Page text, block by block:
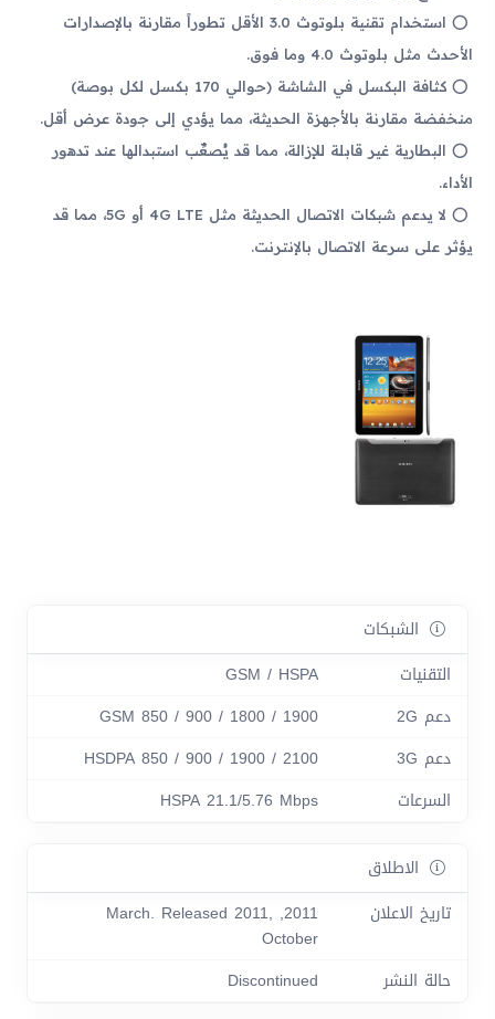
استخدام تقنية بلوتوث 3.0 الأقل تطوراً مقارنة بالإصدارات
الأحدث مثل بلوتوث 4.0 وما فوق.
كثافة البكسل في الشاشة (حوالي 170 بكسل لكل بوصة)
منخفضة مقارنة بالأجهزة الحديثة، مما يؤدي إلى جودة عرض أقل.
البطارية غير قابلة للإزالة، مما قد يُصعِّب استبدالها عند تدهور
الأداء.
لا يدعم شبكات الاتصال الحديثة مثل 4G LTE أو 5G، مما قد
يؤثر على سرعة الاتصال بالإنترنت.
الشبكات
التقنيات
GSM / HSPA
دعم 2G
GSM 850 / 900 / 1800 / 1900
دعم 3G
HSDPA 850 / 900 / 1900 / 2100
السرعات
HSPA 21.1/5.76 Mbps
الاطلاق
تاريخ الاعلان
2011, March. Released 2011,
October
حالة النشر
Discontinued